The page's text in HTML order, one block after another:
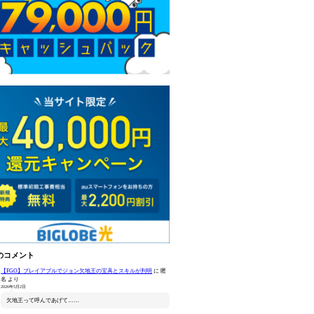
コメント
【FGO】プレイアブルでジョン欠地王の宝具とスキルが判明 に 匿
名 より
2026年5月2日
欠地王って呼んであげて……